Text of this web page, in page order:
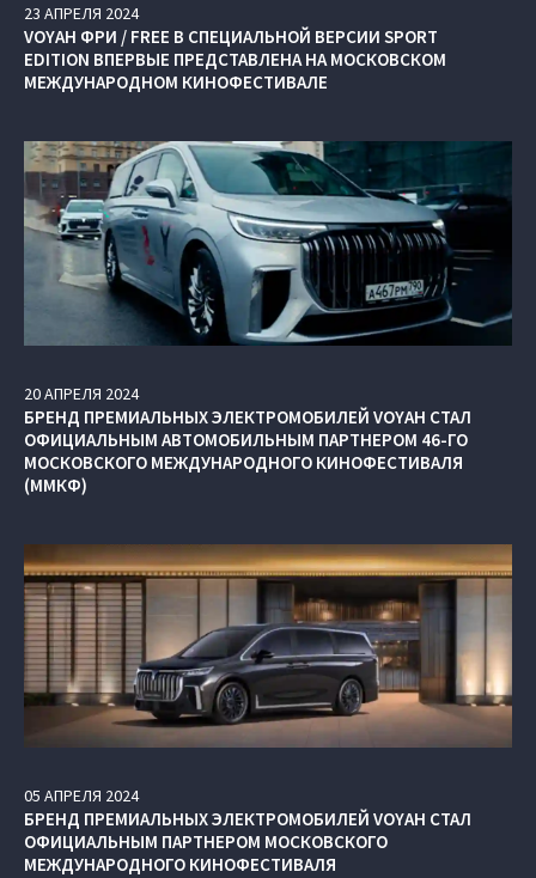
23 АПРЕЛЯ 2024
VOYAH ФРИ / FREE В СПЕЦИАЛЬНОЙ ВЕРСИИ SPORT
EDITION ВПЕРВЫЕ ПРЕДСТАВЛЕНА НА МОСКОВСКОМ
МЕЖДУНАРОДНОМ КИНОФЕСТИВАЛЕ
20АПРЕЛЯ 2024
БРЕНД ПРЕМИАЛЬНЫХ ЭЛЕКТРОМОБИЛЕЙ VOYAH СТАЛ
ОФИЦИАЛЬНЫМ АВТОМОБИЛЬНЫМ ПАРТНЕРОМ 46-ГО
МОСКОВСКОГО МЕЖДУНАРОДНОГО КИНОФЕСТИВАЛЯ
(ММКФ)
05 АПРЕЛЯ 2024
БРЕНД ПРЕМИАЛЬНЫХ ЭЛЕКТРОМОБИЛЕЙ VOYAH СТАЛ
ОФИЦИАЛЬНЫМ ПАРТНЕРОМ МОСКОВСКОГО
МЕЖДУНАРОДНОГО КИНОФЕСТИВАЛЯ